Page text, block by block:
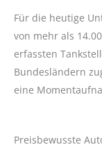
Für die heutige
von mehr als
erfassten
Bundesländern
eine
Preisbewusste